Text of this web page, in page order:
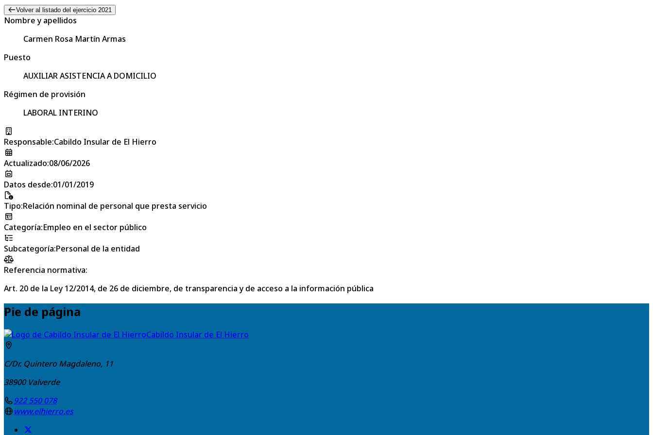
Volver al listado del ejercicio 2021
Nombre y apellidos
Carmen Rosa Martín Armas
Puesto
AUXILIAR ASISTENCIA A DOMICILIO
Régimen de provisión
LABORAL INTERINO
Responsable:Cabildo Insular de El Hierro
Actualizado:08/06/2026
Datos desde:01/01/2019
Tipo:Relación nominal de personal que presta servicio
Categoría:Empleo en el sector público
Subcategoría:Personal de la entidad
Referencia normativa:
Art. 20 de la Ley 12/2014, de 26 de diciembre, de transparencia y de acceso a la información pública
Pie de página
Cabildo Insular de El Hierro
C/Dr. Quintero Magdaleno, 11
38900 Valverde
922 550 078
www.elhierro.es